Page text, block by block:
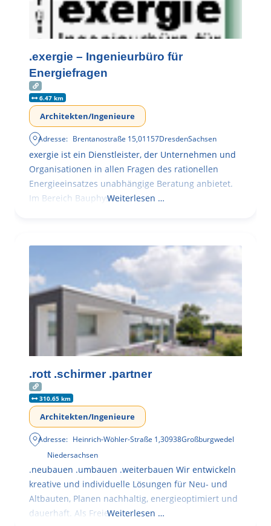
.exergie – Ingenieurbüro für
Energiefragen
6.47 km
Architekten/Ingenieure
Adresse: Brentanostraße 15,01157DresdenSachsen
exergie ist ein Dienstleister, der Unternehmen und
Organisationen in allen Fragen des rationellen
Energieeinsatzes unabhängige Beratung anbietet.
Im Bereich BauphysikWeiterlesen …
.rott .schirmer .partner
310.65 km
Architekten/Ingenieure
Adresse: Heinrich-Wöhler-Straße 1,30938Großburgwedel
Niedersachsen
.neubauen .umbauen .weiterbauen Wir entwickeln
kreative und individuelle Lösungen für Neu- und
Altbauten, Planen nachhaltig, energieoptimiert und
dauerhaft. Als FreieWeiterlesen …